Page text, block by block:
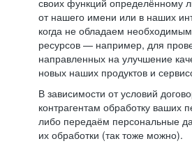
своих функций определённому
от нашего имени или в наших
когда не обладаем
ресурсов — например, для
направленных на улучшение
новых наших продуктов и
В зависимости от условий
контрагентам обработку ваших
либо передаём персональные
их обработки (так тоже можно).